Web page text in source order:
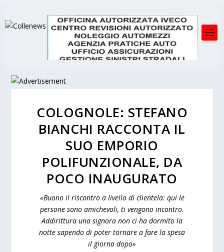
COLOGNOLE: STEFANO
BIANCHI RACCONTA IL
SUO EMPORIO
POLIFUNZIONALE, DA
POCO INAUGURATO
«Buono il riscontro a livello di clientela: qui le
persone sono amichevoli, ti vengono incontro.
Addirittura una signora non ci ha dormito la
notte sapendo di poter tornare a fare la spesa
il giorno dopo»